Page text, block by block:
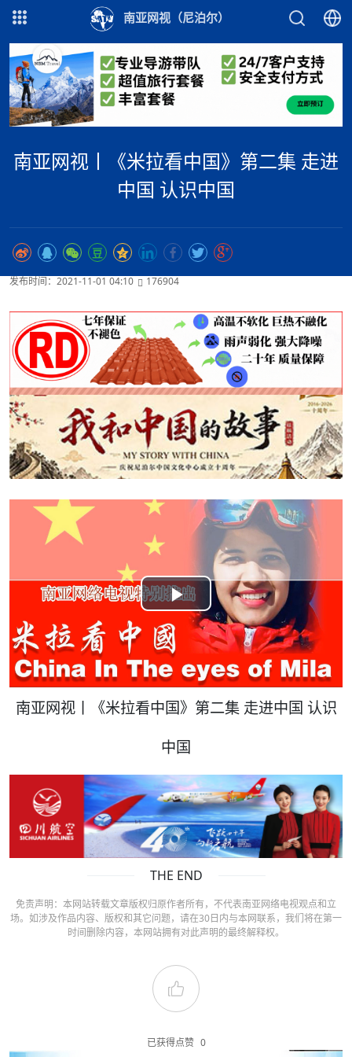
南亚网视（尼泊尔）
南亚网视丨《米拉看中国》第二集 走进
中国 认识中国
发布时间：2021-11-01 04:10 176904
Play
Video
南亚网视丨《米拉看中国》第二集 走进中国 认识
中国
THE END
免责声明：本网站转载文章版权归原作者所有，不代表南亚网络电视观点和立
场。如涉及作品内容、版权和其它问题，请在30日内与本网联系，我们将在第一
时间删除内容，本网站拥有对此声明的最终解释权。
已获得点赞 0